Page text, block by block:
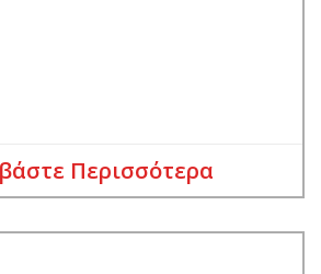
Περισσότερα